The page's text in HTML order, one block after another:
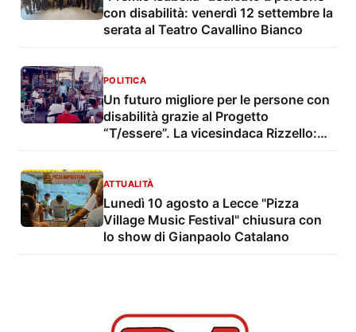
con disabilità: venerdì 12 settembre la
serata al Teatro Cavallino Bianco
POLITICA
Un futuro migliore per le persone con
disabilità grazie al Progetto
“T/essere”. La vicesindaca Rizzello:
ATTUALITÀ
Lunedì 10 agosto a Lecce "Pizza
Village Music Festival" chiusura con
lo show di Gianpaolo Catalano